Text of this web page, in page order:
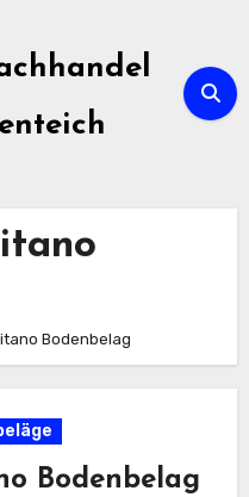
Bodenbelag
Bodenbelag